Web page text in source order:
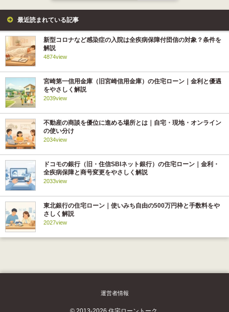
最近読まれている記事
新型コロナなど感染症の入院は全疾病保障付団信の対象？条件を
解説
4874view
宮崎第一信用金庫（旧宮崎信用金庫）の住宅ローン｜金利と優遇
をやさしく解説
2039view
不動産の商談を優位に進める場所とは｜自宅・現地・オンライン
の使い分け
2034view
ドコモの銀行（旧・住信SBIネット銀行）の住宅ローン｜金利・
全疾病保障と商号変更をやさしく解説
2033view
東北銀行の住宅ローン｜使いみち自由の500万円枠と手数料をや
さしく解説
2027view
運営者情報